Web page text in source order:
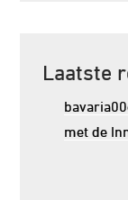
Laatste
met de